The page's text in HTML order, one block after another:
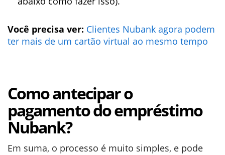
Você precisa ver: Clientes Nubank agora podem
ter mais de um cartão virtual ao mesmo tempo
Como antecipar o
pagamento do empréstimo
Nubank?
Em suma, o processo é muito simples, e pode